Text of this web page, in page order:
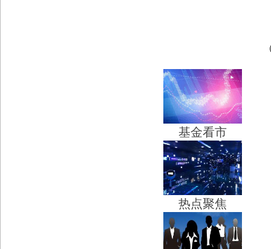
基金看市
热点聚焦